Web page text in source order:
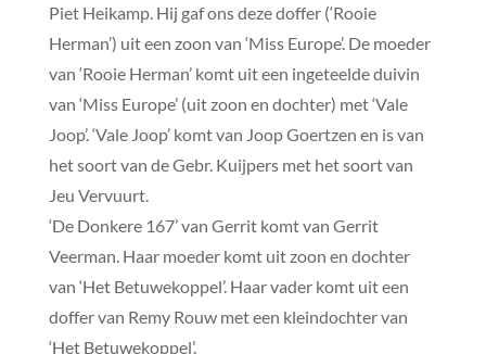
Piet Heikamp. Hij gaf ons deze doffer (‘Rooie
Herman’) uit een zoon van ‘Miss Europe’. De moeder
van ‘Rooie Herman’ komt uit een ingeteelde duivin
van ‘Miss Europe’ (uit zoon en dochter) met ‘Vale
Joop’. ‘Vale Joop’ komt van Joop Goertzen en is van
het soort van de Gebr. Kuijpers met het soort van
Jeu Vervuurt.
‘De Donkere 167’ van Gerrit komt van Gerrit
Veerman. Haar moeder komt uit zoon en dochter
van ‘Het Betuwekoppel’. Haar vader komt uit een
doffer van Remy Rouw met een kleindochter van
‘Het Betuwekoppel’.